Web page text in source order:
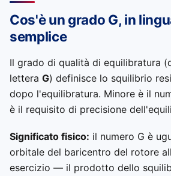
Cos'è un grado G, in
semplice
Il grado di qualità di equilibratura
lettera G) definisce lo squilibrio
dopo l'equilibratura. Minore è il
è il requisito di precisione
Significato fisico: il numero G è
orbitale del baricentro del rotore
esercizio — il prodotto dello